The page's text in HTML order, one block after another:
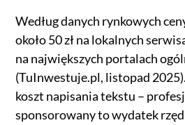
Według danych rynkowych
około 50 zł na lokalnych
na największych portalach
(TuInwestuje.pl, listopad
koszt napisania tekstu –
sponsorowany to wydatek